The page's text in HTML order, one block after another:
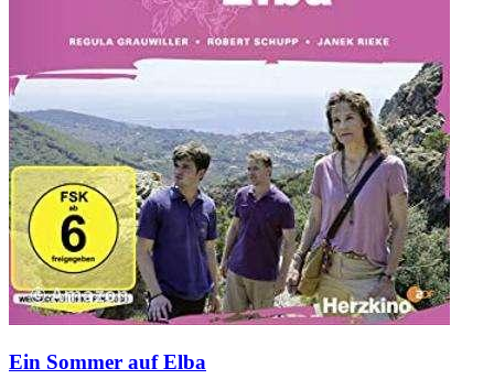
Ein Sommer auf Elba